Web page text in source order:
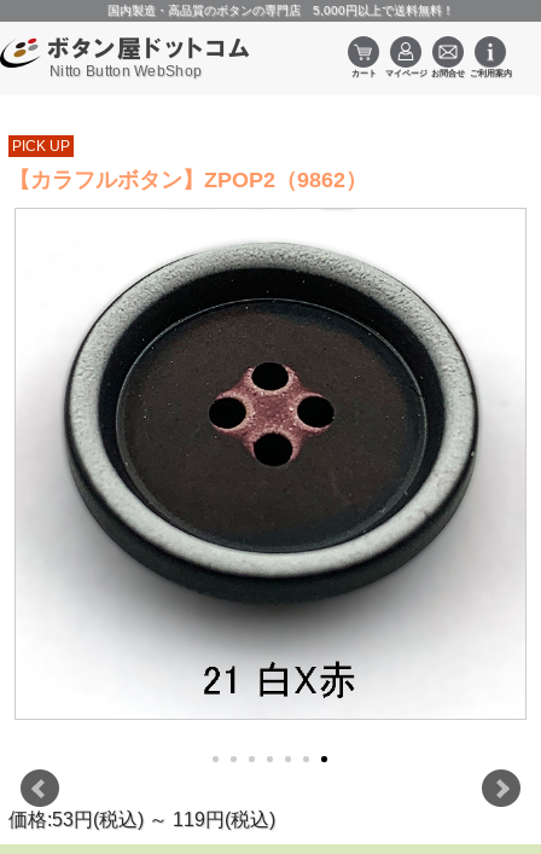
国内製造・高品質のボタンの専門店 5,000円以上で送料無料！
Nitto Button WebShop
PICK UP
【カラフルボタン】ZPOP2（9862）
価格:53円(税込) ～ 119円(税込)